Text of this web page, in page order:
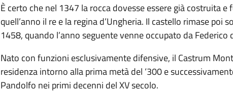
È certo che nel 1347 la rocca dovesse essere già costruita
quell’anno il re e la regina d’Ungheria. Il castello rimase
1458, quando l’anno seguente venne occupato da
Nato con funzioni esclusivamente difensive, il Castrum
residenza intorno alla prima metà del ‘300 e
Pandolfo nei primi decenni del XV secolo.